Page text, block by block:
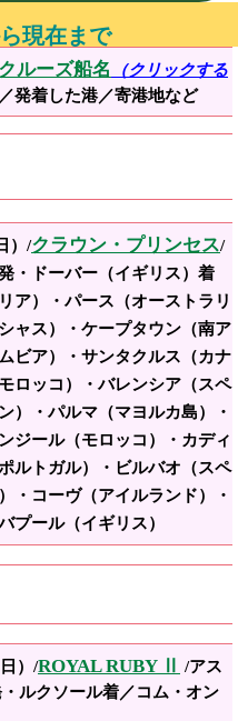
現在まで
クルーズ船名
（クリックする
／発着した港／寄港地など
）/クラウン・プリンセス/
・ドーバー（イギリス）着
ア）・パース（オーストラリ
ャス）・ケープタウン（南ア
ビア）・サンタクルス（カナ
ロッコ）・バレンシア（スペ
）・パルマ（マヨルカ島）・
ジール（モロッコ）・カディ
ルトガル）・ビルバオ（スペ
・コーヴ（アイルランド）・
プール（イギリス）
）/ROYAL RUBY Ⅱ /アス
ルクソール着／コム・オン